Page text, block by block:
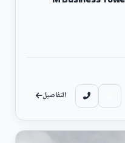
التفاصيل